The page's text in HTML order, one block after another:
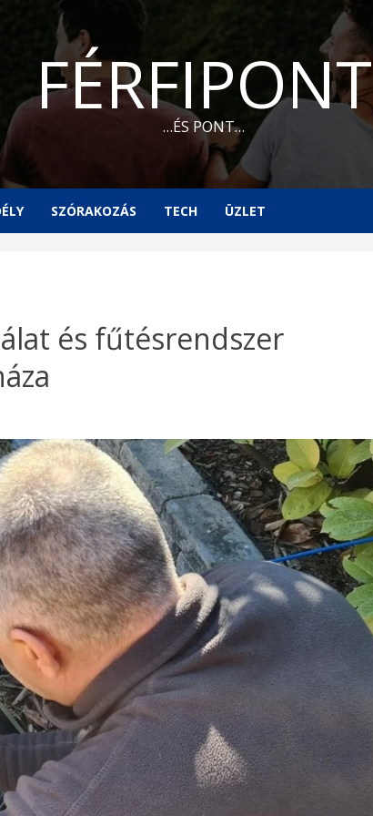
FÉRFIPONT
…ÉS PONT…
SZÓRAKOZÁS TECH ÜZLET
és fűtésrendszer